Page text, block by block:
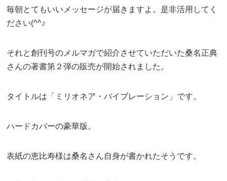
毎朝とてもいいメッセージが届きますよ。是非活用してく
ださい(^^♪
それと創刊号のメルマガで紹介させていただいた桑名正典
さんの著書第２弾の販売が開始されました。
タイトルは「ミリオネア・バイブレーション」です。
ハードカバーの豪華版。
表紙の恵比寿様は桑名さん自身が書かれたそうです。